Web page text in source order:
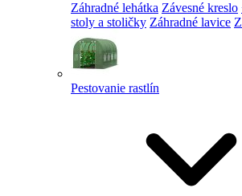
Záhradné lehátka Závesné kreslo
stoly a stoličky Záhradné lavice
Pestovanie rastlín